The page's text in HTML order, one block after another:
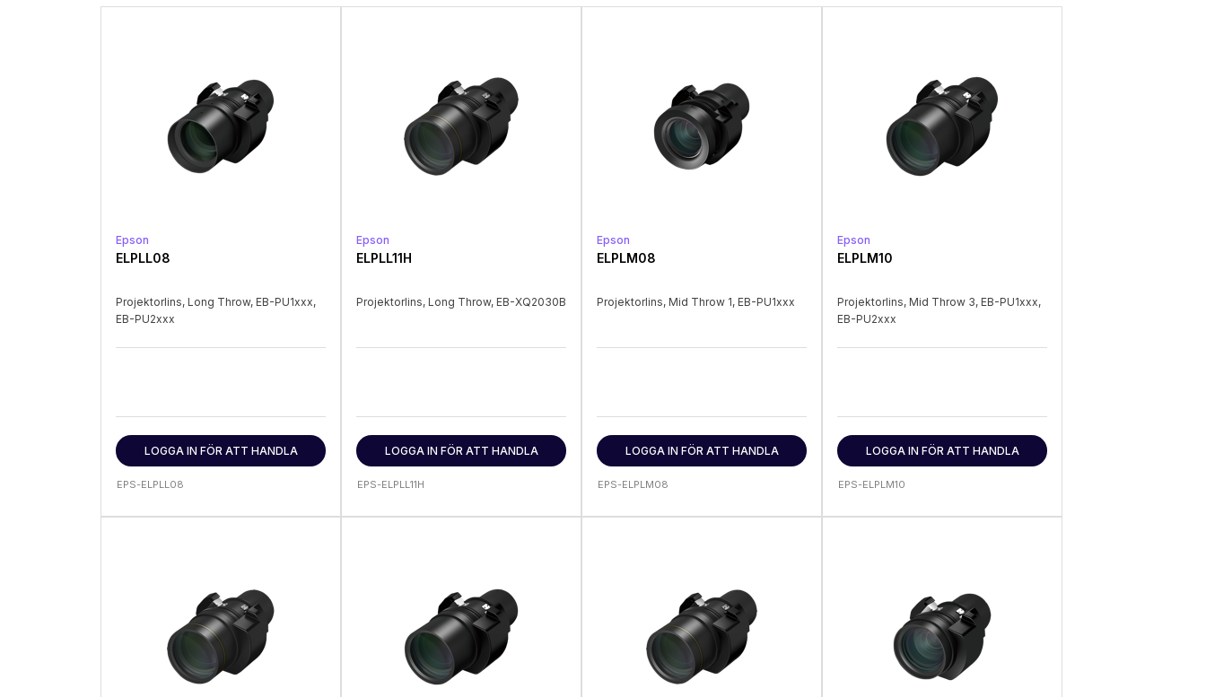
Epson
ELPLL08
Projektorlins, Long Throw, EB-PU1xxx,
EB-PU2xxx
LOGGA IN FÖR ATT HANDLA
EPS-ELPLL08
Epson
ELPLL11H
Projektorlins, Long Throw, EB-XQ2030B
LOGGA IN FÖR ATT HANDLA
EPS-ELPLL11H
Epson
ELPLM08
Projektorlins, Mid Throw 1, EB-PU1xxx
LOGGA IN FÖR ATT HANDLA
EPS-ELPLM08
Epson
ELPLM10
Projektorlins, Mid Throw 3, EB-PU1xxx,
EB-PU2xxx
LOGGA IN FÖR ATT HANDLA
EPS-ELPLM10